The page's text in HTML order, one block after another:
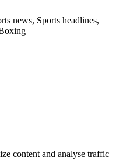
news, Sports headlines,
content and analyse traffic